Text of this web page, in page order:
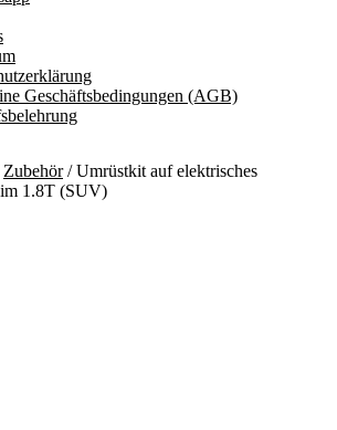
Geschäftsbedingungen (AGB)
Zubehör/ Umrüstkit auf elektrisches
1.8T (SUV)